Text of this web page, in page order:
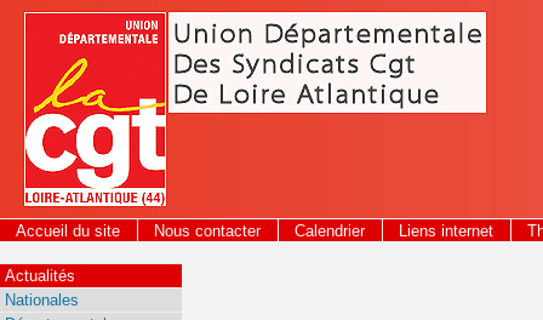
Panneau de gestion des cookies
Accueil du site Nous contacter Calendrier Liens internet
2026
Actualités
Nationales